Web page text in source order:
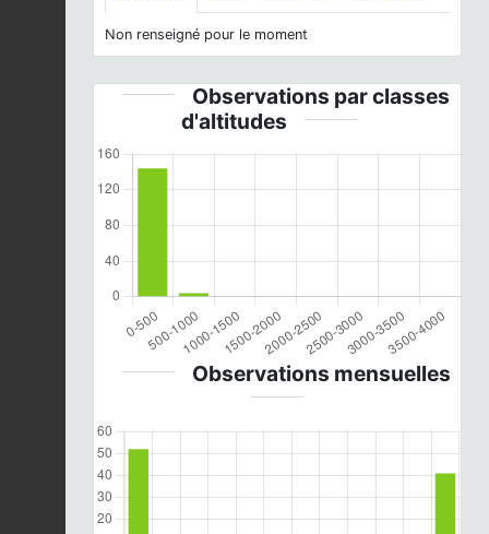
Non renseigné pour le moment
Observations par classes
d'altitudes
Observations mensuelles